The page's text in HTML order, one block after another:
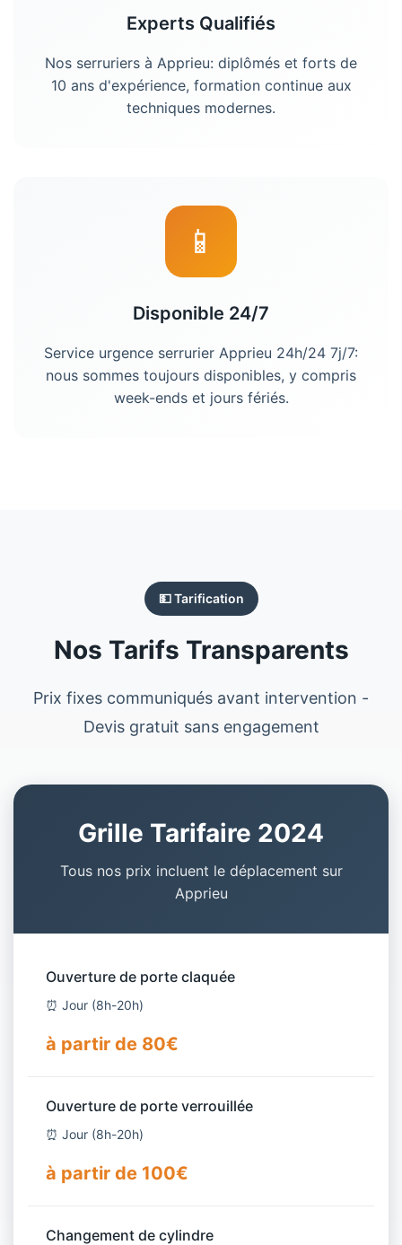
Experts Qualifiés
Nos serruriers à Apprieu: diplômés et forts de
10 ans d'expérience, formation continue aux
techniques modernes.
📱
Disponible 24/7
Service urgence serrurier Apprieu 24h/24 7j/7:
nous sommes toujours disponibles, y compris
week-ends et jours fériés.
💵 Tarification
Nos Tarifs Transparents
Prix fixes communiqués avant intervention -
Devis gratuit sans engagement
Grille Tarifaire 2024
Tous nos prix incluent le déplacement sur
Apprieu
Ouverture de porte claquée
⏰ Jour (8h-20h)
à partir de 80€
Ouverture de porte verrouillée
⏰ Jour (8h-20h)
à partir de 100€
Changement de cylindre